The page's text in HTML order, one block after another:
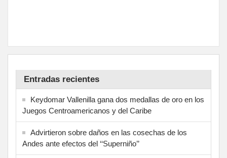
Entradas recientes
Keydomar Vallenilla gana dos medallas de oro en los
Juegos Centroamericanos y del Caribe
Advirtieron sobre daños en las cosechas de los
Andes ante efectos del ‘‘Superniño’’